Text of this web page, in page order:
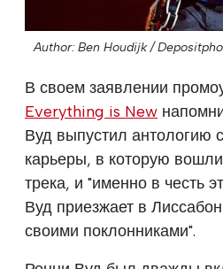
Author: Ben Houdijk /
В своем заявлении
Everything is New
Вуд выпустил антологию
карьеры, в которую
трека, и "именно в честь
Вуд приезжает в
своими поклонниками".